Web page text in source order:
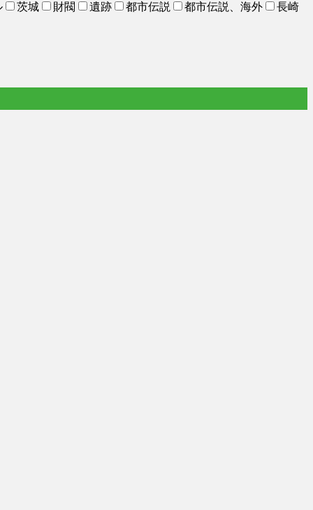
茨城 財閥 遺跡 都市伝説 都市伝説、海外 長崎